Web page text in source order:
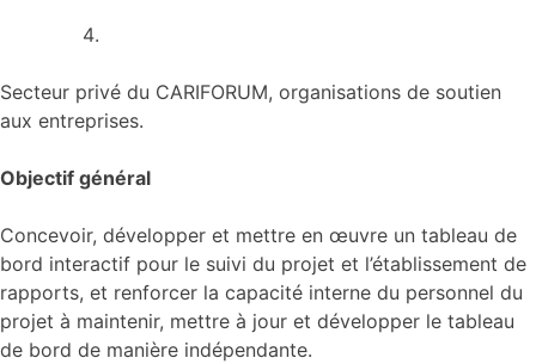
Secteur privé du CARIFORUM, organisations de soutien
aux entreprises.
Objectif général
Concevoir, développer et mettre en œuvre un tableau de
bord interactif pour le suivi du projet et l’établissement de
rapports, et renforcer la capacité interne du personnel du
projet à maintenir, mettre à jour et développer le tableau
de bord de manière indépendante.